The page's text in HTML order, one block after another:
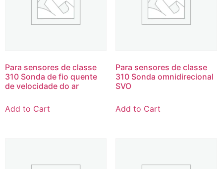
Para sensores de classe
310 Sonda de fio quente
de velocidade do ar
Add to Cart
Para sensores de classe
310 Sonda omnidirecional
SVO
Add to Cart